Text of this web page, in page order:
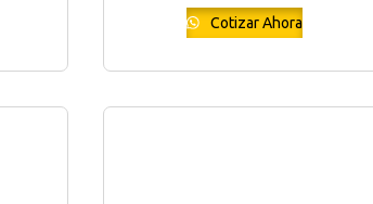
Cotizar Ahora